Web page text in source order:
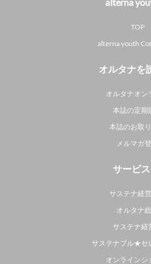
alterna
TOP
alterna youth
オルタナを
オルタナオン
本誌の定期
本誌のお取
メルマガ
サービス
サステナ経
オルタナ
サステナ経
サステナブル★セ
オンラインシ